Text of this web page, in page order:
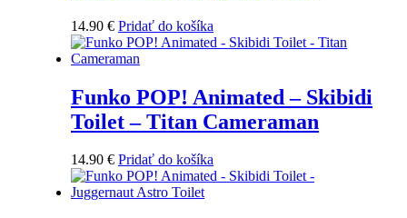
14.90 € Pridať do košíka
Funko POP! Animated – Skibidi
Toilet – Titan Cameraman
14.90 € Pridať do košíka